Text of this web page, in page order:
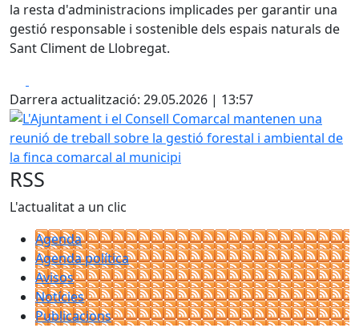
la resta d'administracions implicades per garantir una
gestió responsable i sostenible dels espais naturals de
Sant Climent de Llobregat.
Darrera actualització: 29.05.2026 | 13:57
L'Ajuntament i el Consell Comarcal mantenen una
RSS
L'actualitat a un clic
Agenda
Agenda política
Avisos
Notícies
Publicacions